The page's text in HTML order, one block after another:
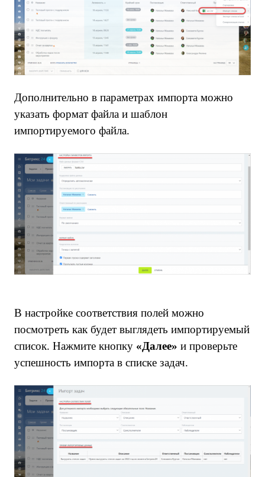
Дополнительно в параметрах импорта можно
указать формат файла и шаблон
импортируемого файла.
В настройке соответствия полей можно
посмотреть как будет выглядеть импортируемый
список. Нажмите кнопку «Далее» и проверьте
успешность импорта в списке задач.